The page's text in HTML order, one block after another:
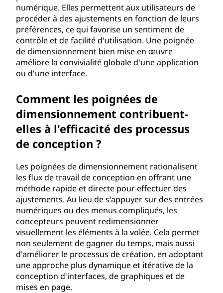
numérique. Elles permettent aux utilisateurs de
procéder à des ajustements en fonction de leurs
préférences, ce qui favorise un sentiment de
contrôle et de facilité d'utilisation. Une poignée
de dimensionnement bien mise en œuvre
améliore la convivialité globale d'une application
ou d'une interface.
Comment les poignées de
dimensionnement contribuent-
elles à l'efficacité des processus
de conception ?
Les poignées de dimensionnement rationalisent
les flux de travail de conception en offrant une
méthode rapide et directe pour effectuer des
ajustements. Au lieu de s'appuyer sur des entrées
numériques ou des menus compliqués, les
concepteurs peuvent redimensionner
visuellement les éléments à la volée. Cela permet
non seulement de gagner du temps, mais aussi
d'améliorer le processus de création, en adoptant
une approche plus dynamique et itérative de la
conception d'interfaces, de graphiques et de
mises en page.